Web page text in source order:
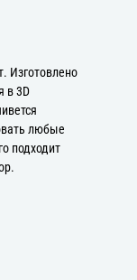
Изготовлено
в 3D
любые
подходит